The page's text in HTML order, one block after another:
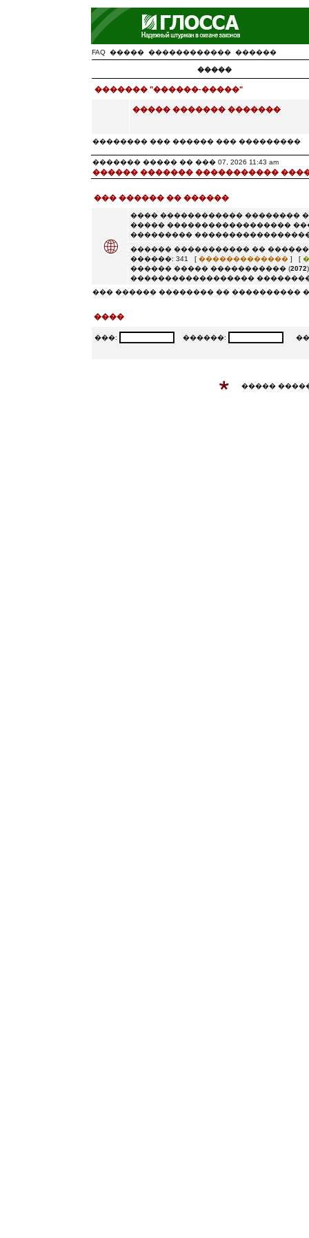
FAQ ����� ������������ ������
�����
������� "������-�����"
����� ������� �������
�������� ��� ������ ��� ���������
������� ����� �� ��� 07, 2026 11:43 am
������ ������� �����������
��� ������ �� ������
���� ������������ ��������
����� ������������������
���������
������ ����������� ��
������: 341 [ �������������] [
������ ����� ����������� (2072
������������������
��� ������ �������� �� ����������
����
���: ������:
�����